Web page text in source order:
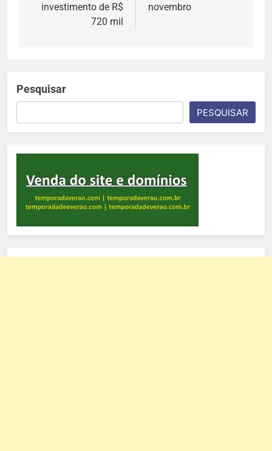
investimento de R$
720 mil
novembro
Pesquisar
PESQUISAR